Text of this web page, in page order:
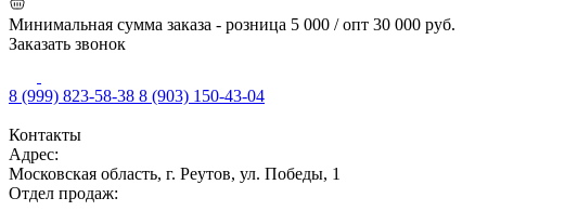
Минимальная сумма заказа - розница 5 000 / опт 30 000 руб.
Заказать звонок
8 (999) 823-58-38 8 (903) 150-43-04
Контакты
Адрес:
Московская область, г. Реутов, ул. Победы, 1
Отдел продаж: